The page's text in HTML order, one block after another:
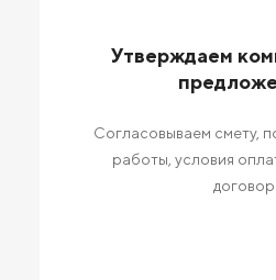
Утверждаем
Согласовываем смету,
работы, условия
договор.